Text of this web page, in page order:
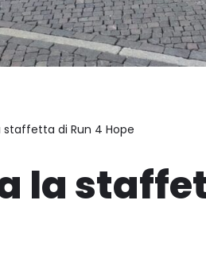
staffetta di Run 4 Hope
la